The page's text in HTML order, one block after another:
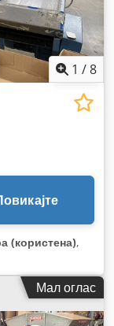
1 /8
(користена),
Мал оглас